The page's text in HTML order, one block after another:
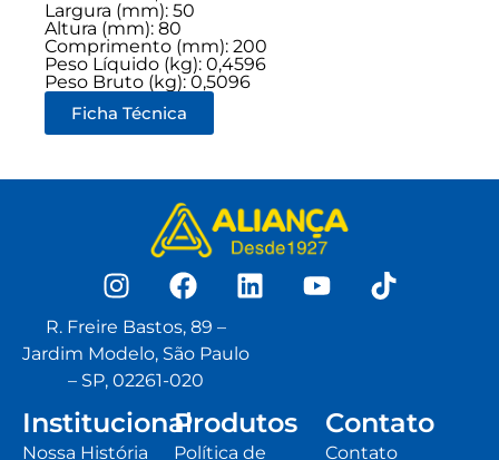
Largura (mm): 50
Altura (mm): 80
Comprimento (mm): 200
Peso Líquido (kg): 0,4596
Peso Bruto (kg): 0,5096
Ficha Técnica
R. Freire Bastos, 89 –
Jardim Modelo, São Paulo
– SP, 02261-020
Institucional
Nossa História
Produtos
Política de
Contato
Contato